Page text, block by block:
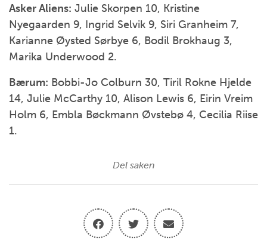
Asker Aliens: Julie Skorpen 10, Kristine
Nyegaarden 9, Ingrid Selvik 9, Siri Granheim 7,
Karianne Øysted Sørbye 6, Bodil Brokhaug 3,
Marika Underwood 2.
Bærum: Bobbi-Jo Colburn 30, Tiril Rokne Hjelde
14, Julie McCarthy 10, Alison Lewis 6, Eirin Vreim
Holm 6, Embla Bøckmann Øvstebø 4, Cecilia Riise
1.
Del saken